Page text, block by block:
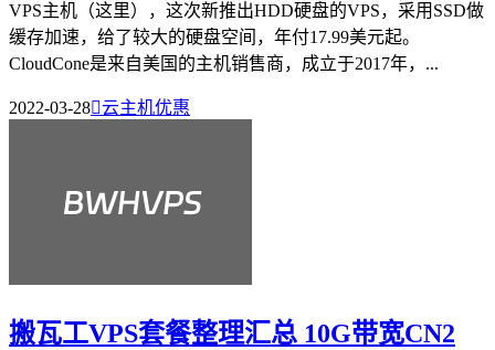
VPS主机（这里），这次新推出HDD硬盘的VPS，采用SSD做
缓存加速，给了较大的硬盘空间，年付17.99美元起。
CloudCone是来自美国的主机销售商，成立于2017年，...
2022-03-28云主机优惠
搬瓦工VPS套餐整理汇总 10G带宽CN2